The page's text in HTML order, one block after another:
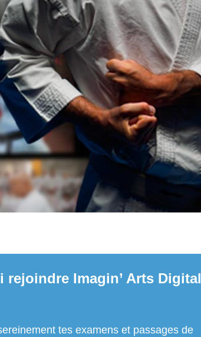
rejoindre Imagin’ Arts Digital
tes examens et passages de